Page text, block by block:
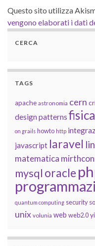
Questo sito utilizza
vengono elaborati i dati
CERCA
TAGS
apache astronomia cern
design patterns fisica
on grails howto http
javascript laravel
matematica
mysql oracle
quantum computing security
unix volunia web web2.0